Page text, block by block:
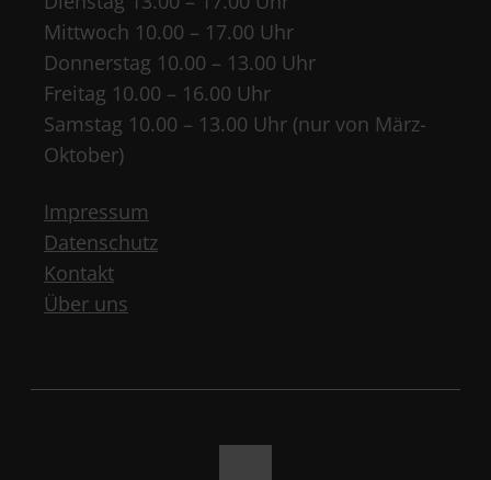
Mittwoch 10.00 – 17.00 Uhr
Donnerstag 10.00 – 13.00 Uhr
Freitag 10.00 – 16.00 Uhr
Samstag 10.00 – 13.00 Uhr (nur von März-
Oktober)
Impressum
Datenschutz
Kontakt
Über uns